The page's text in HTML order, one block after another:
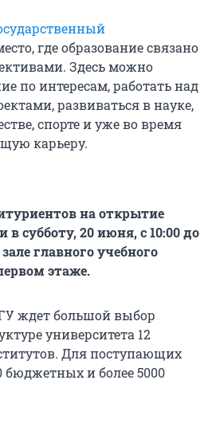
где образование связано
Здесь можно
по интересам, работать над
развиваться в науке,
спорте и уже во время
карьеру.
на открытие
субботу, 20 июня, с 10:00 до
главного учебного
этаже.
ждет большой выбор
университета 12
Для поступающих
бюджетных и более 5000